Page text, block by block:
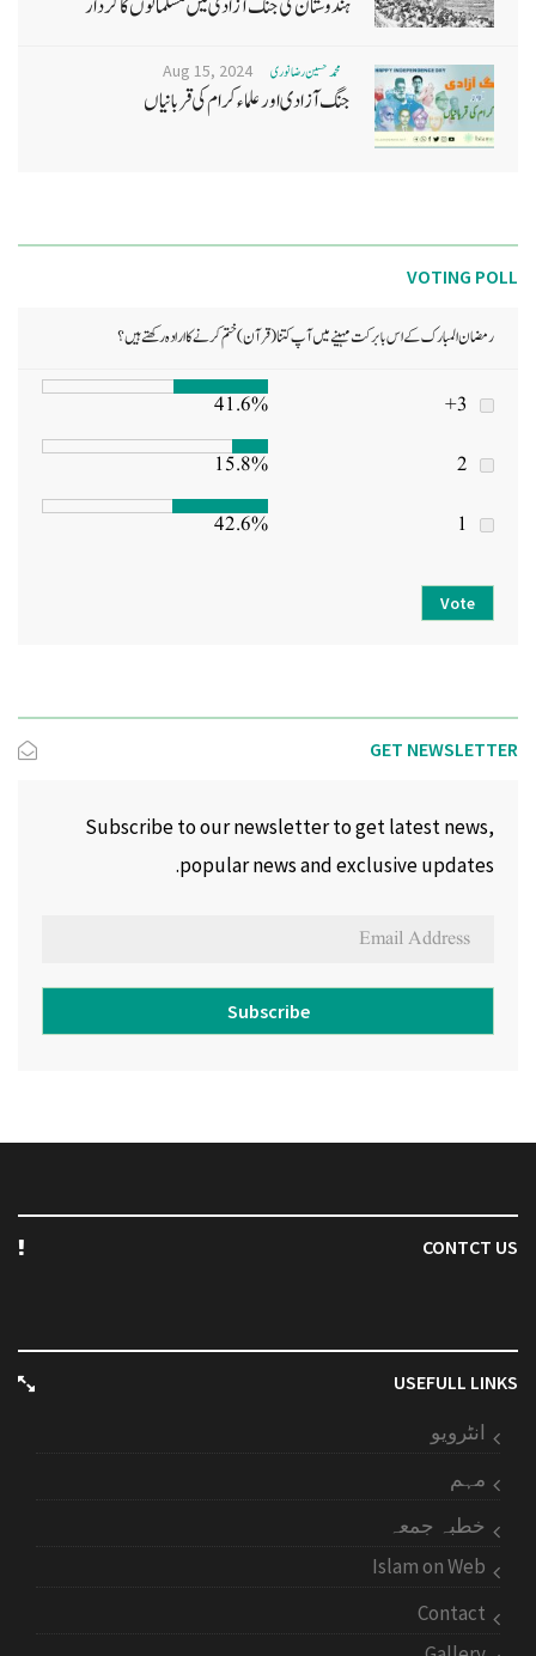
محمد تحسین رضا نوری Aug 15, 2024
جنگ آزادی اور علماء کرام کی قربانیاں
VOTING POLL
رمضان المبارک کے اس بابرکت مہینے میں آپ کتنا (قرآن) ختم کرنے کا ارادہ رکھتے ہیں؟
3+
41.6%
2
15.8%
1
42.6%
Vote
GET NEWSLETTER
Subscribe to our newsletter to get latest news,
popular news and exclusive updates.
Subscribe
CONTCT US
USEFULL LINKS
انٹرویو
مہم
خطبہ جمعہ
Islam on Web
Contact